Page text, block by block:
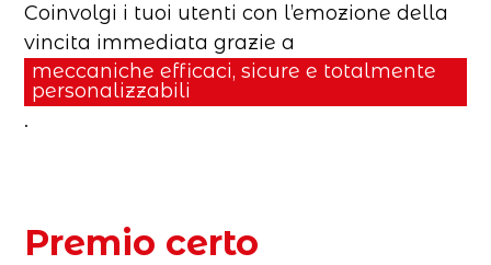
Coinvolgi i tuoi utenti con l’emozione della
vincita immediata grazie a
meccaniche efficaci, sicure e totalmente
personalizzabili
.
Premio certo